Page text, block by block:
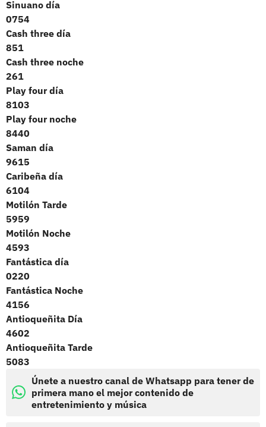
Sinuano día
0754
Cash three día
851
Cash three noche
261
Play four día
8103
Play four noche
8440
Saman día
9615
Caribeña día
6104
Motilón Tarde
5959
Motilón Noche
4593
Fantástica día
0220
Fantástica Noche
4156
Antioqueñita Día
4602
Antioqueñita Tarde
5083
Únete a nuestro canal de Whatsapp para tener de
primera mano el mejor contenido de
entretenimiento y música